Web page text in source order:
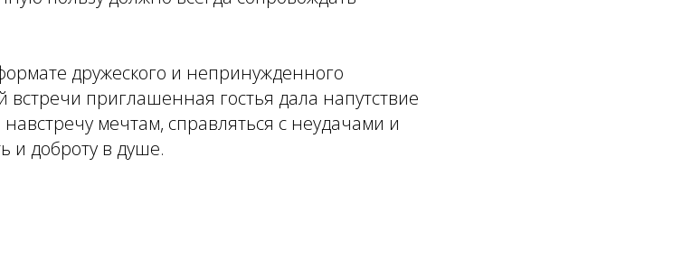
дружеского и непринужденного
приглашенная гостья дала напутствие
мечтам, справляться с неудачами и
и доброту в душе.